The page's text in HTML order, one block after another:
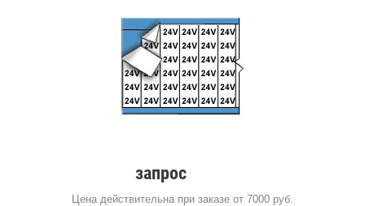
запрос
Цена действительна при заказе от 7000 руб.